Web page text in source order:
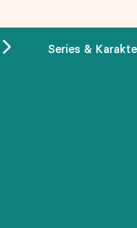
Series &